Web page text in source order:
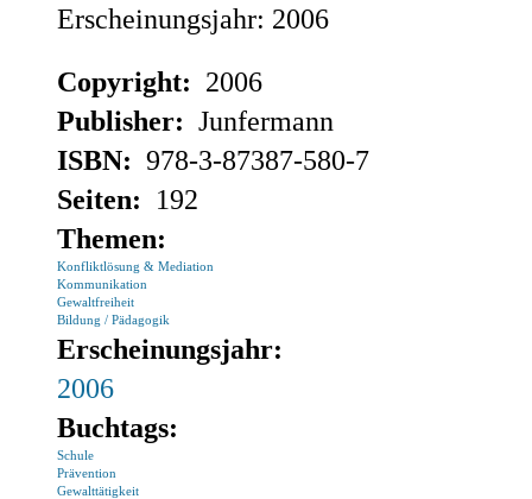
Erscheinungsjahr: 2006
Copyright: 2006
Publisher: Junfermann
ISBN: 978-3-87387-580-7
Seiten: 192
Themen:
Konfliktlösung & Mediation
Kommunikation
Gewaltfreiheit
Bildung / Pädagogik
Erscheinungsjahr:
2006
Buchtags:
Schule
Prävention
Gewalttätigkeit